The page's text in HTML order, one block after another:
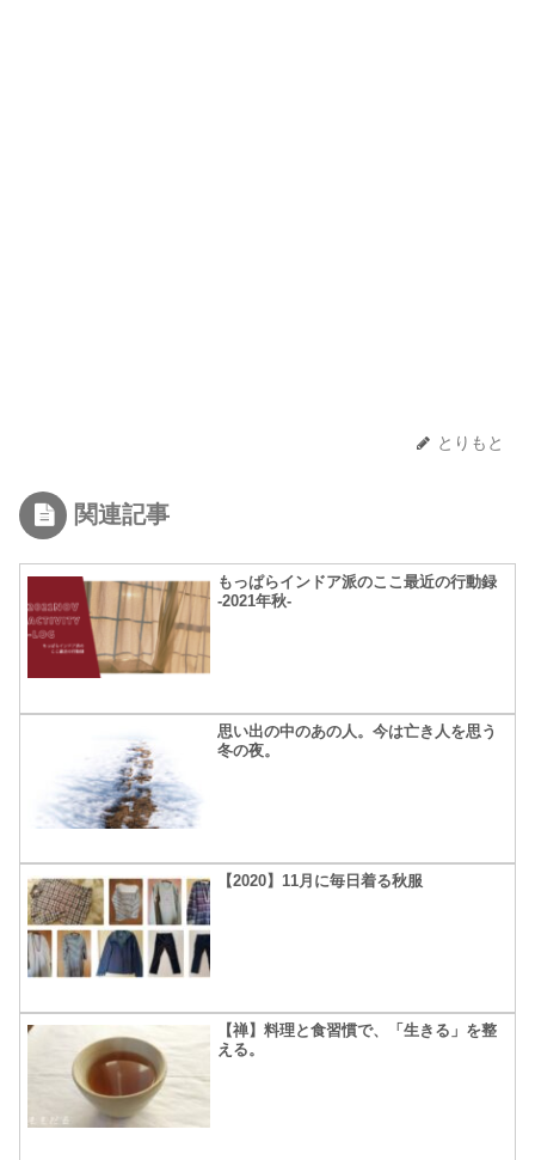
とりもと
関連記事
もっぱらインドア派のここ最近の行動録
-2021年秋-
思い出の中のあの人。今は亡き人を思う
冬の夜。
【2020】11月に毎日着る秋服
【禅】料理と食習慣で、「生きる」を整
える。